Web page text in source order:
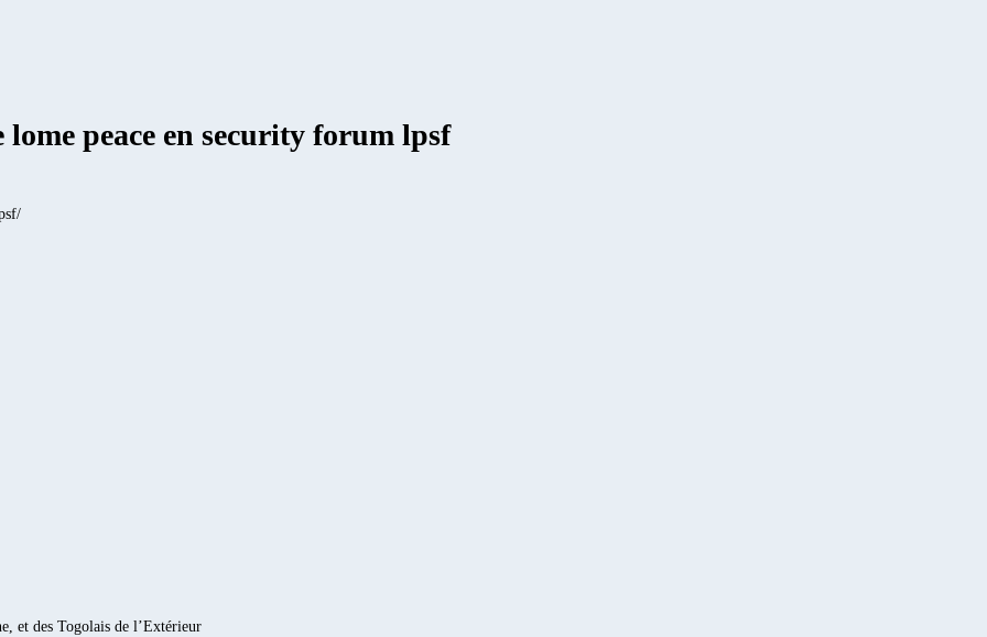
peace en security forum lpsf
et des Togolais de l’Extérieur